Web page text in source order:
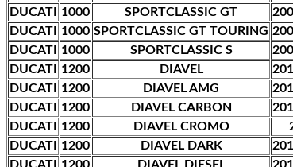
DUCATI
1000 SPORTCLASSIC GT
DUCATI
1000 SPORTCLASSIC GT TOURING
DUCATI
1000 SPORTCLASSIC S
DUCATI
1200 DIAVEL
DUCATI
1200 DIAVEL AMG
DUCATI
1200 DIAVEL CARBON
DUCATI
1200 DIAVEL CROMO
DUCATI
1200 DIAVEL DARK